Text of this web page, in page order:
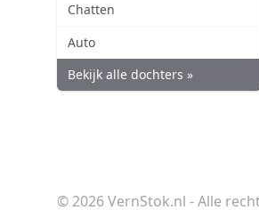
Chatten
Auto
Bekijk alle dochters »
© 2026 VernStok.nl - Alle